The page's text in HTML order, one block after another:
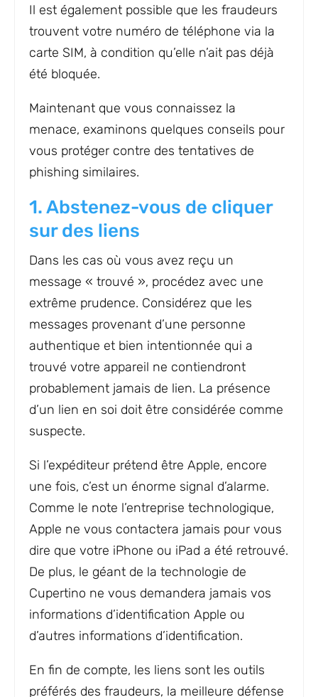
Il est également possible que les fraudeurs
trouvent votre numéro de téléphone via la
carte SIM, à condition qu’elle n’ait pas déjà
été bloquée.
Maintenant que vous connaissez la
menace, examinons quelques conseils pour
vous protéger contre des tentatives de
phishing similaires.
1. Abstenez-vous de cliquer
sur des liens
Dans les cas où vous avez reçu un
message « trouvé », procédez avec une
extrême prudence. Considérez que les
messages provenant d’une personne
authentique et bien intentionnée qui a
trouvé votre appareil ne contiendront
probablement jamais de lien. La présence
d’un lien en soi doit être considérée comme
suspecte.
Si l’expéditeur prétend être Apple, encore
une fois, c’est un énorme signal d’alarme.
Comme le note l’entreprise technologique,
Apple ne vous contactera jamais pour vous
dire que votre iPhone ou iPad a été retrouvé.
De plus, le géant de la technologie de
Cupertino ne vous demandera jamais vos
informations d’identification Apple ou
d’autres informations d’identification.
En fin de compte, les liens sont les outils
préférés des fraudeurs, la meilleure défense